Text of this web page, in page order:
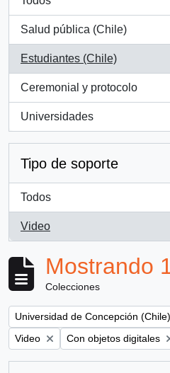
Salud pública (Chile)
, 1 resultados
Estudiantes (Chile)
, 1 resultados
Ceremonial y protocolo
, 1 resultados
Universidades
, 1 resultados
Tipo de soporte
Todos
Video
, 1 resultados
Mostrando
Colecciones
Remove filter:
Universidad de Concepción (Chile)
Remove filter:
Video Remove filter:
Con objetos digitales